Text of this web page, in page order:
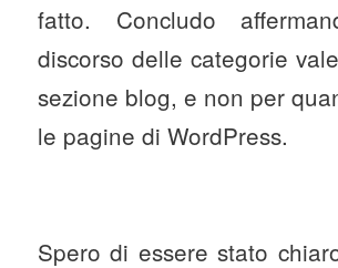
fatto. Concludo
discorso delle categorie
sezione blog, e non per
le pagine di WordPress.
Spero di essere stato